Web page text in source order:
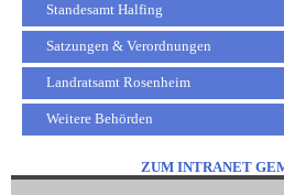
Standesamt Halfing
Satzungen & Verordnungen
Landratsamt Rosenheim
Weitere Behörden
ZUM INTRANET